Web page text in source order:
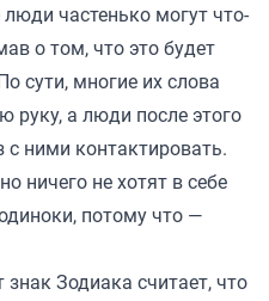
частенько могут что-
о том, что это будет
сути, многие их слова
руку, а люди после этого
с ними контактировать.
ничего не хотят в себе
потому что —
Зодиака считает, что